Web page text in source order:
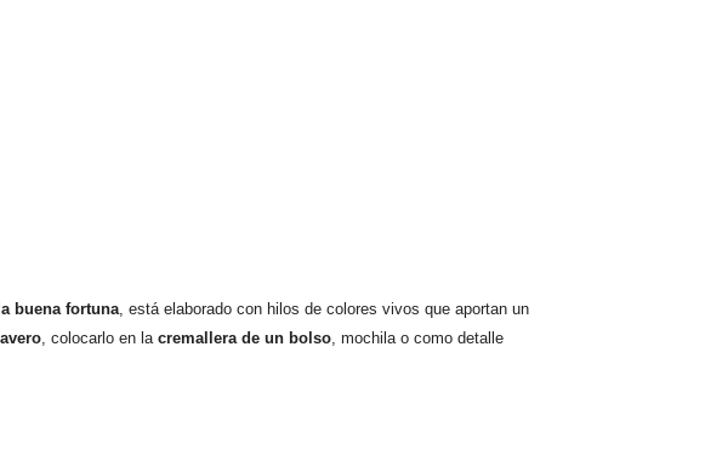
buena fortuna, está elaborado con hilos de colores vivos que aportan un
llavero, colocarlo en la cremallera de un bolso, mochila o como detalle